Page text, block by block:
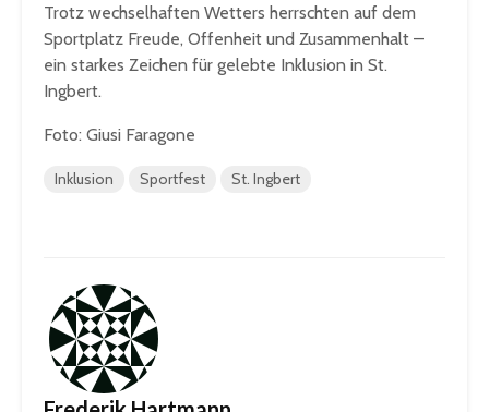
Trotz wechselhaften Wetters herrschten auf dem
Sportplatz Freude, Offenheit und Zusammenhalt –
ein starkes Zeichen für gelebte Inklusion in St.
Ingbert.
Foto: Giusi Faragone
Inklusion Sportfest St. Ingbert